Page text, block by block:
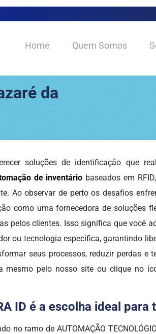
Home Quem Somos
da
soluções de identificação que
de inventário baseados em
Ao observar de perto os desafios
como uma fornecedora de soluções
pelos clientes. Isso significa que você
ou tecnologia específica, garantindo
seus processos, reduzir perdas e
mesmo pelo nosso site ou clique no
ID é a escolha ideal
no ramo de AUTOMAÇÃO